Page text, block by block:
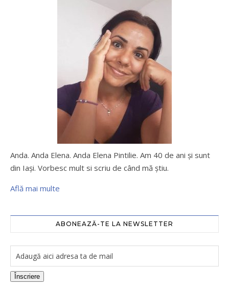
Anda. Anda Elena. Anda Elena Pintilie. Am 40 de ani şi sunt
din Iaşi. Vorbesc mult si scriu de când mă ştiu.
Află mai multe
ABONEAZĂ-TE LA NEWSLETTER
Înscriere